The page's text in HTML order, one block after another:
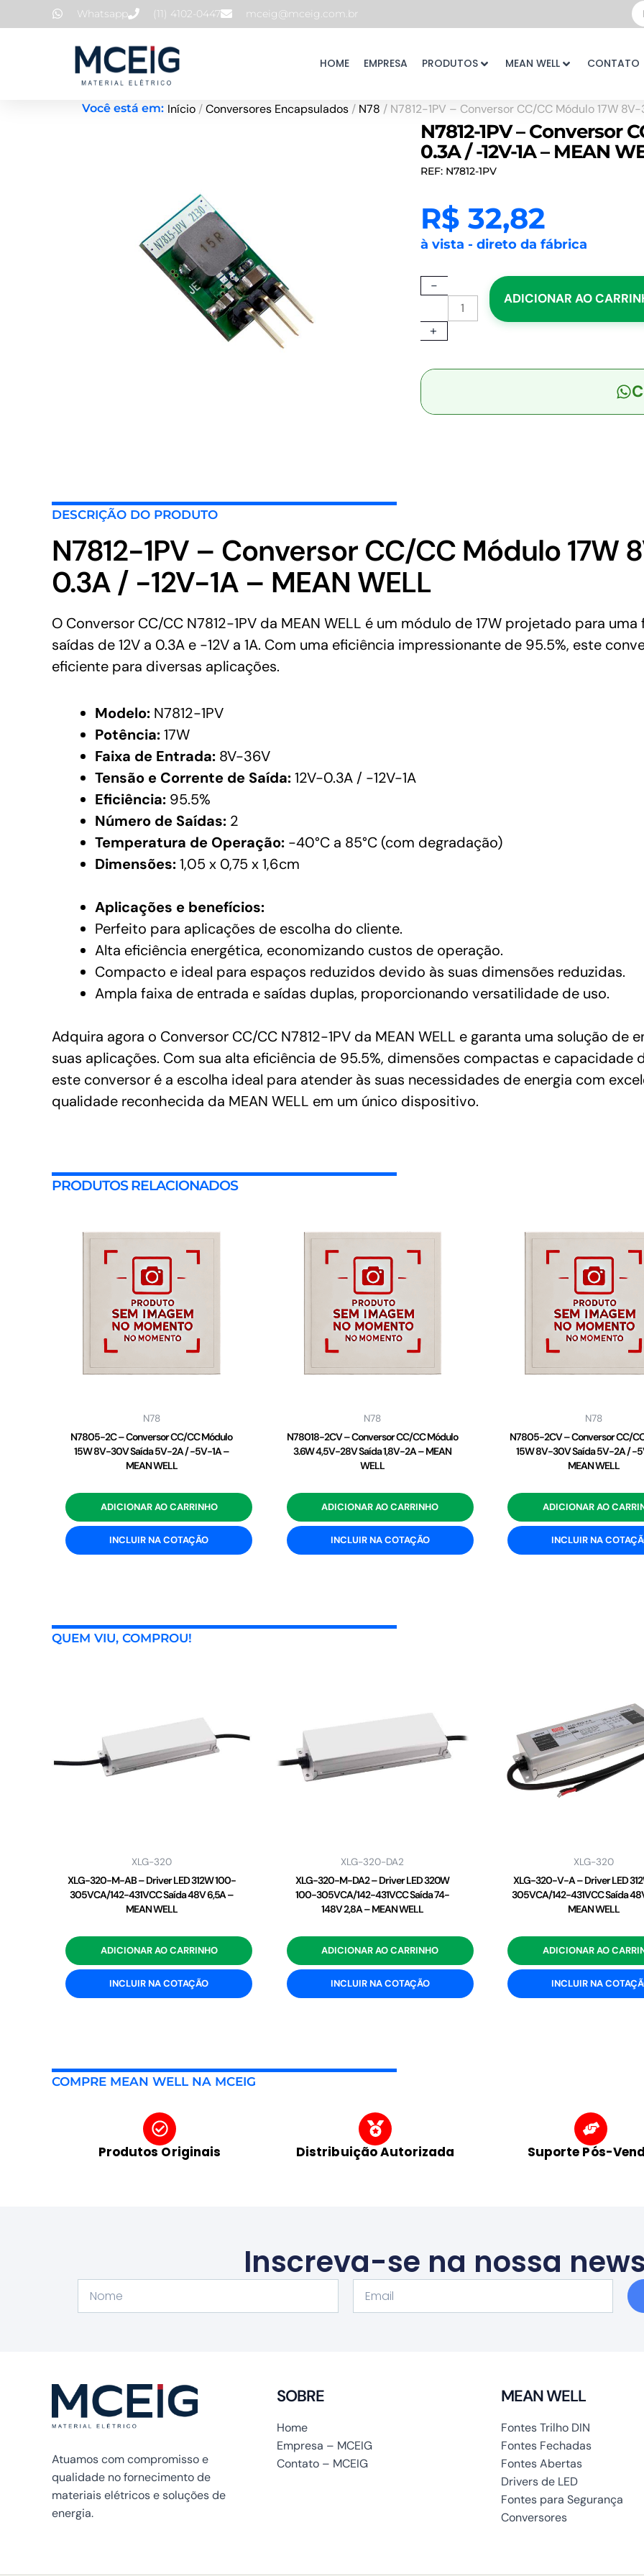
para
Whatsapp (11) 4102-0447 mceig@mceig.com.br
...
HOME EMPRESA PRODUTOS MEAN WELL CONTATO
Você está em: Início /Conversores Encapsulados / N78 / N7812-1PV – Conversor CC/CC Módulo 17W
N7812-1PV – Conversor
0.3A / -12V-1A – MEAN
REF: N7812-1PV
R$ 32,82
à vista - direto da fábrica
-
N7812-
-
Conversor
Módulo
8V-
-
MEAN
WELL
+
ADICIONAR AO
DESCRIÇÃO DO PRODUTO
N7812-1PV – Conversor CC/CC Módulo 17W
0.3A / -12V-1A – MEAN WELL
O Conversor CC/CC N7812-1PV da MEAN WELL é um módulo de 17W projetado para
saídas de 12V a 0.3A e -12V a 1A. Com uma eficiência impressionante de 95.5%, este
eficiente para diversas aplicações.
Modelo: N7812-1PV
Potência:17W
Faixa de Entrada: 8V-36V
Tensão e Corrente de Saída:12V-0.3A / -12V-1A
Eficiência: 95.5%
Número de Saídas: 2
Temperatura de Operação: -40°C a 85°C (com degradação)
Dimensões:1,05 x 0,75 x 1,6cm
Aplicações e benefícios:
Perfeito para aplicações de escolha do cliente.
Alta eficiência energética, economizando custos de operação.
Compacto e ideal para espaços reduzidos devido às suas dimensões reduzidas.
Ampla faixa de entrada e saídas duplas, proporcionando versatilidade de uso.
Adquira agora o Conversor CC/CC N7812-1PV da MEAN WELL e garanta uma solução de
suas aplicações. Com sua alta eficiência de 95.5%, dimensões compactas e
este conversor é a escolha ideal para atender às suas necessidades de energia com
qualidade reconhecida da MEAN WELL em um único dispositivo.
PRODUTOS RELACIONADOS
N78
N7805-2C – Conversor CC/CC Módulo
15W 8V-30V Saída 5V-2A / -5V-1A –
MEAN WELL
ADICIONAR AO CARRINHO
INCLUIR NA COTAÇÃO
N78
N78018-2CV – Conversor CC/CC Módulo
3.6W 4,5V-28V Saída 1,8V-2A – MEAN
WELL
ADICIONAR AO CARRINHO
INCLUIR NA COTAÇÃO
N78
N7805-2CV – Conversor CC/
15W 8V-30V Saída 5V-2A / -
MEAN WELL
ADICIONAR AO
INCLUIR NA
QUEM VIU, COMPROU!
XLG-320
XLG-320-M-AB – Driver LED 312W 100-
305VCA/142-431VCC Saída 48V 6,5A –
MEAN WELL
ADICIONAR AO CARRINHO
INCLUIR NA COTAÇÃO
XLG-320-DA2
XLG-320-M-DA2 – Driver LED 320W
100-305VCA/142-431VCC Saída 74-
148V 2,8A – MEAN WELL
ADICIONAR AO CARRINHO
INCLUIR NA COTAÇÃO
XLG-320
XLG-320-V-A – Driver LED
305VCA/142-431VCC Saída
MEAN WELL
ADICIONAR AO
INCLUIR NA
COMPRE MEAN WELL NA MCEIG
Produtos Originais Distribuição Autorizada Suporte Pós-
Inscreva-se na nossa
Atuamos com compromisso e
qualidade no fornecimento de
materiais elétricos e soluções de
energia.
SOBRE
Home
Empresa – MCEIG
Contato – MCEIG
MEAN WELL
Fontes Trilho DIN
Fontes Fechadas
Fontes Abertas
Drivers de LED
Fontes para Segurança
Conversores